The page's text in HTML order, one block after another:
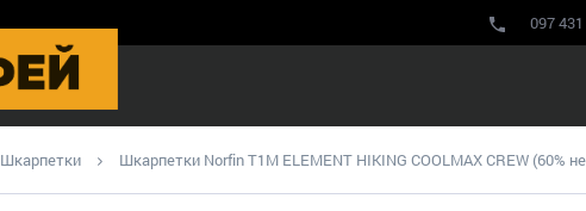
097
Шкарпетки Шкарпетки Norfin T1M ELEMENT HIKING COOLMAX CREW (60%